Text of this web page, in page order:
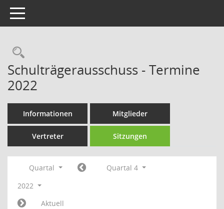
Toggle navigation
Rechercheauswahl
Schulträgerausschuss - Termine
2022
Informationen Mitglieder
Vertreter Sitzungen
Quartal
Quartal 4
2022
Aktuell